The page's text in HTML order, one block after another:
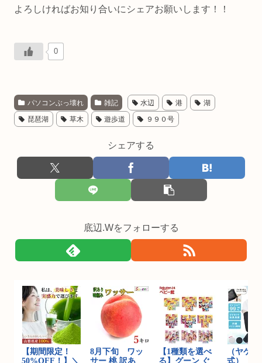
よろしければお知り合いにシェアお願いします！！
0
パソコンぶっ壊れ 雑記 水辺 港 湖
琵琶湖 草木 遊歩道 ９９０号
シェアする
底辺.Wをフォローする